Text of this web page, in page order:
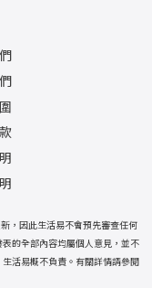
，因此生活易不會預先審查任何
的全部內容均屬個人意見，並不
活易概不負責。有關詳情請參閱